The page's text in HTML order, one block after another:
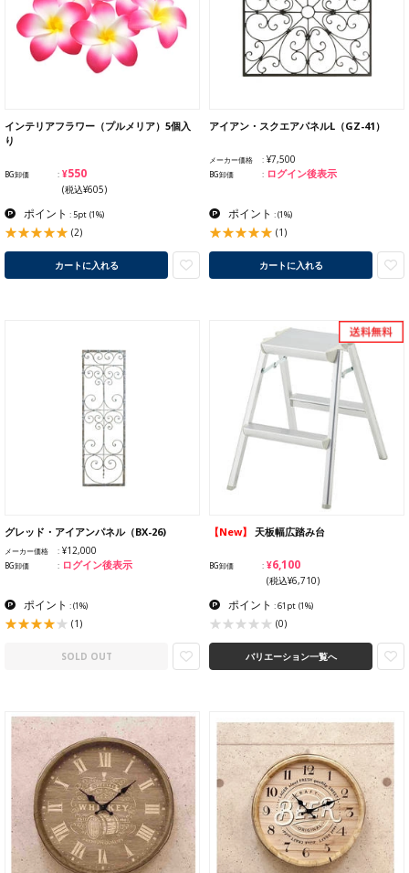
インテリアフラワー（プルメリア）5個入
り
BG卸価 ¥550
(税込¥605)
ポイント : 5pt (1%)
(2)
カートに入れる
アイアン・スクエアパネルL（GZ-41）
メーカー価格 ¥7,500
BG卸価 ログイン後表示
ポイント :(1%)
(1)
カートに入れる
グレッド・アイアンパネル（BX-26)
メーカー価格 ¥12,000
BG卸価 ログイン後表示
ポイント :(1%)
(1)
SOLD OUT
【New】 天板幅広踏み台
BG卸価 ¥6,100
(税込¥6,710)
ポイント : 61pt (1%)
(0)
バリエーション一覧へ